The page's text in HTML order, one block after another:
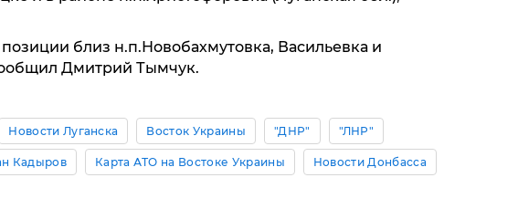
близ н.п.Новобахмутовка, Васильевка и
Дмитрий Тымчук.
Новости Луганска Восток Украины "ДНР" "ЛНР"
Кадыров Карта АТО на Востоке Украины Новости Донбасса